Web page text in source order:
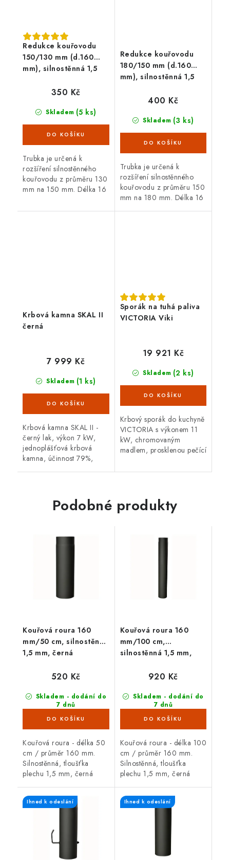
Redukce kouřovodu
150/130 mm (d.160
mm), silnostěnná 1,5
Skladem (5 ks)
350 Kč
Trubka je určená k
rozšíření silnostěnného
kouřovodu z průměru 130
mm na 150 mm. Délka 16
plechu 1,5 mm.
Redukce kouřovodu
180/150 mm (d.160
mm), silnostěnná 1,5
Skladem (3 ks)
400 Kč
Trubka je určená k
rozšíření silnostěnného
kouřovodu z průměru 150
mm na 180 mm. Délka 16
Krbová kamna SKAL II
černá
Skladem (1 ks)
7 999 Kč
Krbová kamna SKAL II -
černý lak, výkon 7 kW,
jednoplášťová krbová
kamna, účinnost 79%,
Sporák na tuhá paliva
VICTORIA Viki
Skladem (2 ks)
19 921 Kč
Krbový sporák do kuchyně
VICTORIA s výkonem 11
kW, chromovaným
madlem, prosklenou pečící
vytápěcí schopností 180
Podobné produkty
Kouřová roura 160
mm/50 cm, silnostěnná
1,5 mm, černá
Skladem - dodání do
7 dnů
(>100 ks)
520 Kč
Kouřová roura - délka 50
cm / průměr 160 mm.
Silnostěnná, tloušťka
plechu 1,5 mm, černá
určená pro spojení mezi
spalinovým hrdlem
krbových kamen/sporáku...
Kouřová roura 160
mm/100 cm,
silnostěnná 1,5 mm,
Skladem - dodání do
7 dnů
(>100 ks)
920 Kč
Kouřová roura - délka 100
cm / průměr 160 mm.
Silnostěnná, tloušťka
plechu 1,5 mm, černá
určená pro spojení mezi
spalinovým hrdlem
Ihned k odeslání Ihned k odeslání